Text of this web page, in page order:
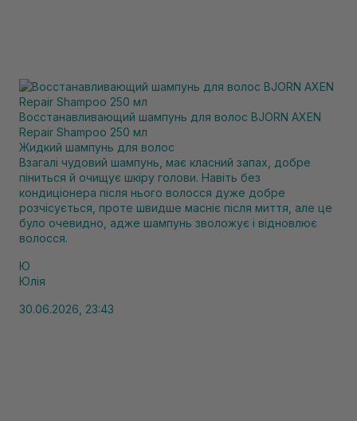
Восстанавливающий шампунь для волос BJORN AXEN
Repair Shampoo 250 мл
Жидкий шампунь для волос
Взагалі чудовий шампунь, має класний запах, добре
піниться й очищує шкіру голови. Навіть без
кондиціонера після нього волосся дуже добре
розчісується, проте швидше масніє після миття, але це
було очевидно, адже шампунь зволожує і відновлює
волосся.
Ю
Юлія
30.06.2026, 23:43